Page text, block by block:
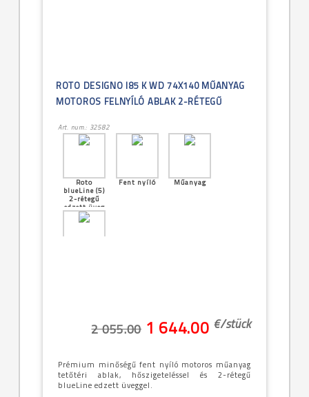
ROTO DESIGNO I85 K WD 74X140 MŰANYAG
MOTOROS FELNYÍLÓ ABLAK 2-RÉTEGŰ
Art. num.: 32582
Roto
blueLine (5)
2-rétegű
edzett üveg
Fent nyíló Műanyag
2 055.00 1 644.00 €/stück
Prémium minőségű fent nyíló motoros műanyag
tetőtéri ablak, hőszigeteléssel és 2-rétegű
blueLine edzett üveggel.